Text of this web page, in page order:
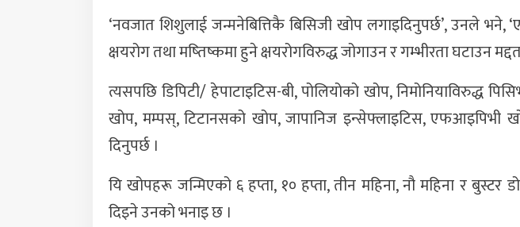
‘नवजात शिशुलाई जन्मनेबित्तिकै बिसिजी खोप लगाइदिनुपर्छ’, उनले
क्षयरोग तथा मष्तिष्कमा हुने क्षयरोगविरुद्ध जोगाउन र गम्भीरता घटाउन
त्यसपछि डिपिटी/ हेपाटाइटिस-बी, पोलियोको खोप, निमोनियाविरुद्ध
खोप, मम्पस्, टिटानसको खोप, जापानिज इन्सेफ्लाइटिस, एफआइपिभी
दिनुपर्छ ।
यि खोपहरू जन्मिएको ६ हप्ता, १० हप्ता, तीन महिना, नौ महिना र बुस्टर
दिइने उनको भनाइ छ ।